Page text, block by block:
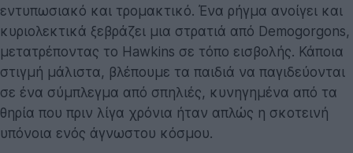
εντυπωσιακό και τρομακτικό. Ένα ρήγμα ανοίγει και
κυριολεκτικά ξεβράζει μια στρατιά από Demogorgons,
μετατρέποντας το Hawkins σε τόπο εισβολής. Κάποια
στιγμή μάλιστα, βλέπουμε τα παιδιά να παγιδεύονται
σε ένα σύμπλεγμα από σπηλιές, κυνηγημένα από τα
θηρία που πριν λίγα χρόνια ήταν απλώς η σκοτεινή
υπόνοια ενός άγνωστου κόσμου.